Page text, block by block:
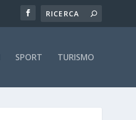
SPORT TURISMO